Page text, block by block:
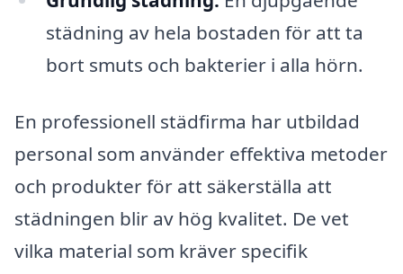
städning av hela bostaden för att ta
bort smuts och bakterier i alla hörn.
En professionell städfirma har utbildad
personal som använder effektiva metoder
och produkter för att säkerställa att
städningen blir av hög kvalitet. De vet
vilka material som kräver specifik